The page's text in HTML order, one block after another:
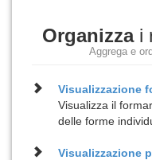
Organizzai
Aggrega e
Visualizzazione
Visualizza il
delle forme
Visualizzazione